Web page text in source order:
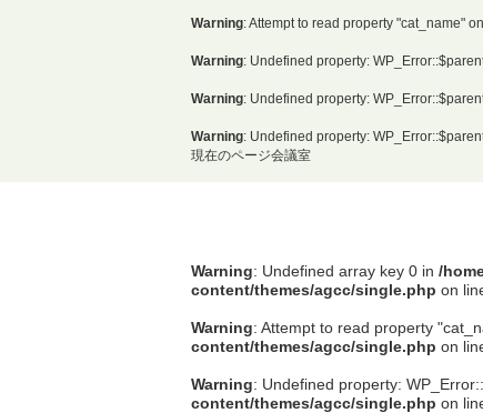
Warning: Attempt to read property "cat_name"
Warning: Undefined property:
Warning: Undefined property:
Warning: Undefined property:
現在のページ会議室
Warning: Undefined array key 0 in /
content/themes/agcc/single.php on
Warning: Attempt to read property
content/themes/agcc/single.php on
Warning: Undefined property:
content/themes/agcc/single.php on